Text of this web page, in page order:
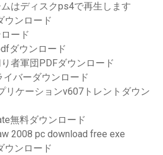
はディスクps4で再生します
ウンロード
ード
ダウンロード
者軍団PDFダウンロード
イバーダウンロード
リケーションv607トレントダウン
無料ダウンロード
2008 pc download free exe
ウンロード